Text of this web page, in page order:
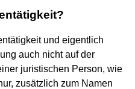
und eigentlich
auch nicht auf der
juristischen Person, wie
zusätzlich zum Namen